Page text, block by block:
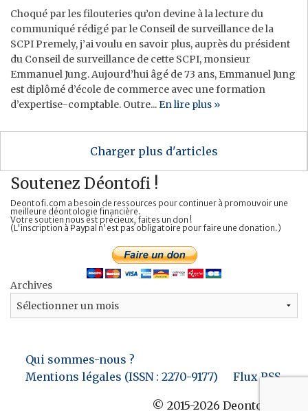
Choqué par les filouteries qu’on devine à la lecture du
communiqué rédigé par le Conseil de surveillance de la
SCPI Premely, j’ai voulu en savoir plus, auprès du président
du Conseil de surveillance de cette SCPI, monsieur
Emmanuel Jung. Aujourd’hui âgé de 73 ans, Emmanuel Jung
est diplômé d’école de commerce avec une formation
d’expertise-comptable. Outre...En lire plus »
Charger plus d'articles
Soutenez Déontofi !
Deontofi.com a besoin de ressources pour continuer à promouvoir une
meilleure déontologie financière.
Votre soutien nous est précieux, faites un don !
(L'inscription à Paypal n'est pas obligatoire pour faire une donation.)
Archives
Qui sommes-nous ?
Mentions légales (ISSN : 2270-9177)
Flux RSS
© 2015-2026 Deontofi.com